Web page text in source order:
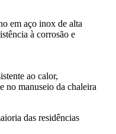
em aço inox de alta
à corrosão e
ao calor,
no manuseio da chaleira
das residências